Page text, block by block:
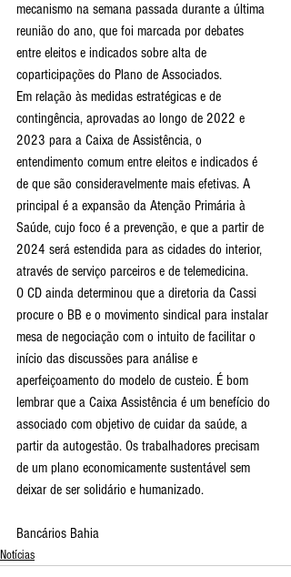
mecanismo na semana passada durante a última
reunião do ano, que foi marcada por debates
entre eleitos e indicados sobre alta de
coparticipações do Plano de Associados.
Em relação às medidas estratégicas e de
contingência, aprovadas ao longo de 2022 e
2023 para a Caixa de Assistência, o
entendimento comum entre eleitos e indicados é
de que são consideravelmente mais efetivas. A
principal é a expansão da Atenção Primária à
Saúde, cujo foco é a prevenção, e que a partir de
2024 será estendida para as cidades do interior,
através de serviço parceiros e de telemedicina.
O CD ainda determinou que a diretoria da Cassi
procure o BB e o movimento sindical para instalar
mesa de negociação com o intuito de facilitar o
início das discussões para análise e
aperfeiçoamento do modelo de custeio. É bom
lembrar que a Caixa Assistência é um benefício do
associado com objetivo de cuidar da saúde, a
partir da autogestão. Os trabalhadores precisam
de um plano economicamente sustentável sem
deixar de ser solidário e humanizado.
Bancários Bahia
Notícias